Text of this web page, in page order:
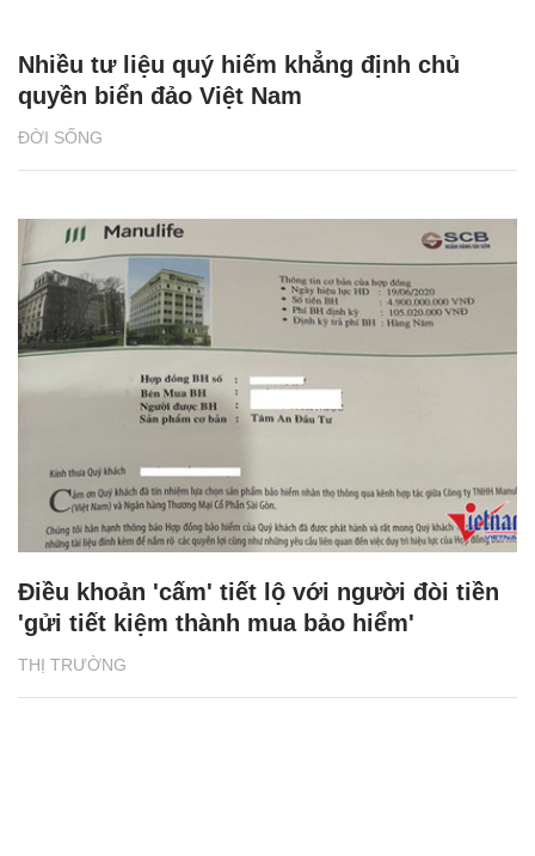
ĐỜI SỐNG
Nhiều tư liệu quý hiếm khẳng định chủ
quyền biển đảo Việt Nam
THỊ TRƯỜNG
Điều khoản 'cấm' tiết lộ với người đòi tiền
'gửi tiết kiệm thành mua bảo hiểm'